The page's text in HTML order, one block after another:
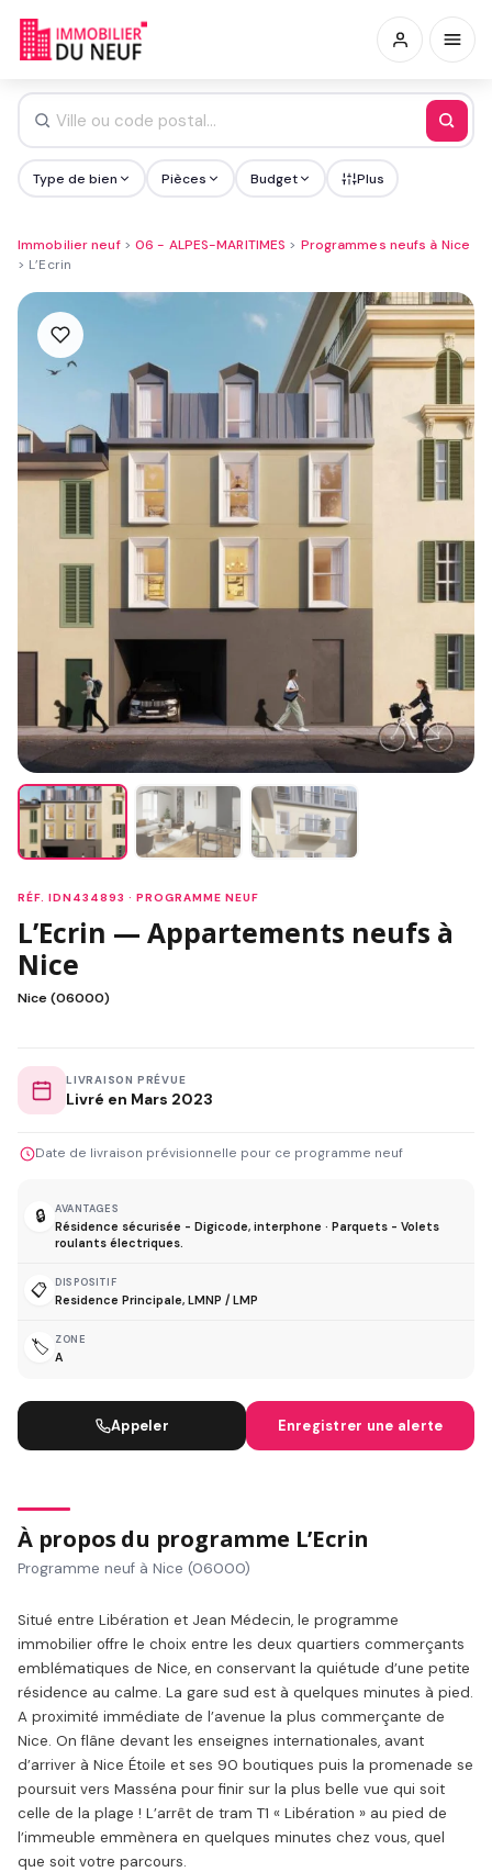
Type de bien Pièces Budget Plus
Immobilier neuf> 06 - ALPES-MARITIMES > Programmes neufs à Nice
> L’Ecrin
RÉF. IDN434893 · PROGRAMME NEUF
L’Ecrin — Appartements neufs à
Nice
Nice (06000)
LIVRAISON PRÉVUE
Livré en Mars 2023
Date de livraison prévisionnelle pour ce programme neuf
🔒 AVANTAGES
Résidence sécurisée - Digicode, interphone · Parquets - Volets
roulants électriques.
📋 DISPOSITIF
Residence Principale, LMNP / LMP
🏷️ ZONE
A
Appeler Enregistrer une alerte
À propos du programme L’Ecrin
Programme neuf à Nice (06000)
Situé entre Libération et Jean Médecin, le programme
immobilier offre le choix entre les deux quartiers commerçants
emblématiques de Nice, en conservant la quiétude d’une petite
résidence au calme. La gare sud est à quelques minutes à pied.
A proximité immédiate de l’avenue la plus commerçante de
Nice. On flâne devant les enseignes internationales, avant
d’arriver à Nice Étoile et ses 90 boutiques puis la promenade se
poursuit vers Masséna pour finir sur la plus belle vue qui soit
celle de la plage ! L’arrêt de tram T1 « Libération » au pied de
l’immeuble emmènera en quelques minutes chez vous, quel
que soit votre parcours.